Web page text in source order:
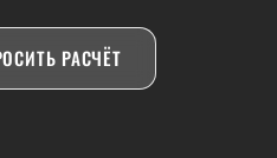
РАСЧЁТ